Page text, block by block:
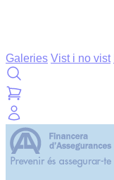
Galeries Vist i no vist